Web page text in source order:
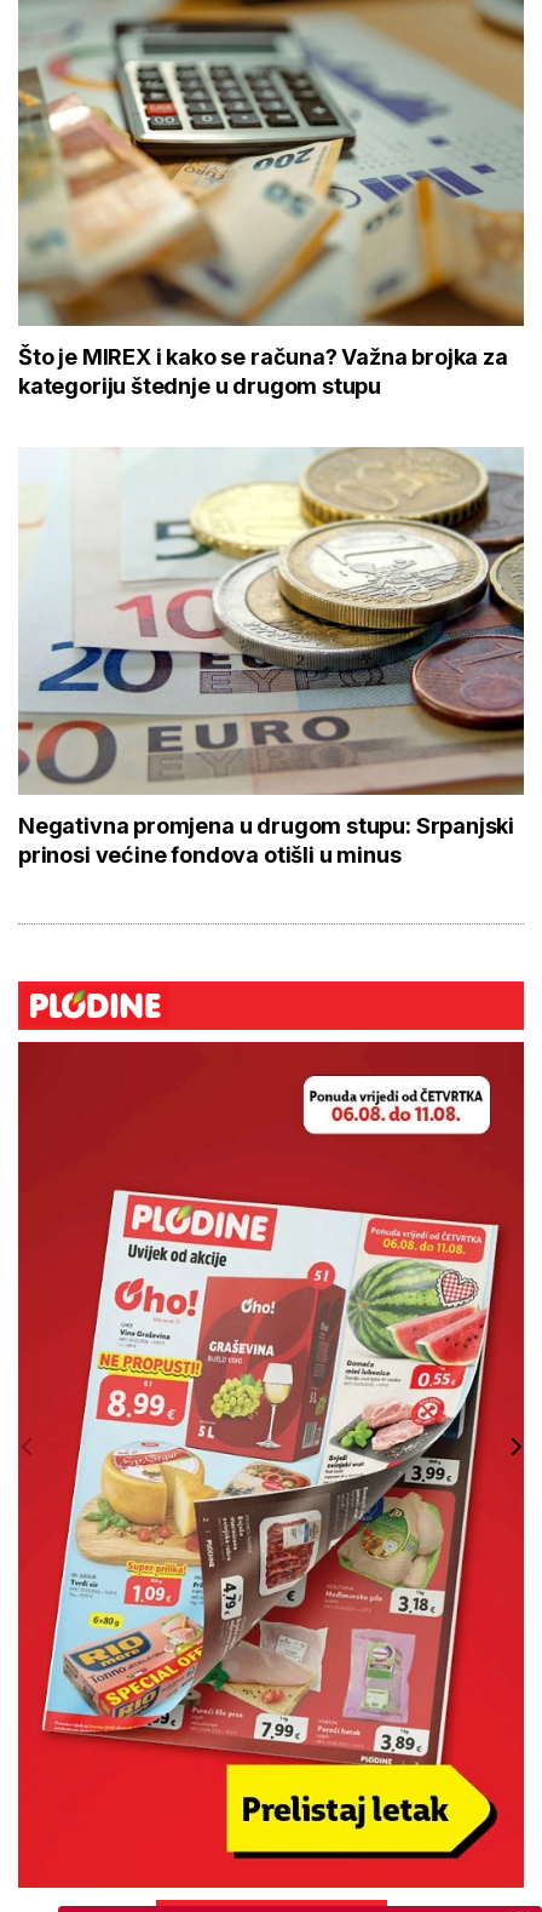
Što je MIREX i kako se računa? Važna brojka za
kategoriju štednje u drugom stupu
Negativna promjena u drugom stupu: Srpanjski
prinosi većine fondova otišli u minus